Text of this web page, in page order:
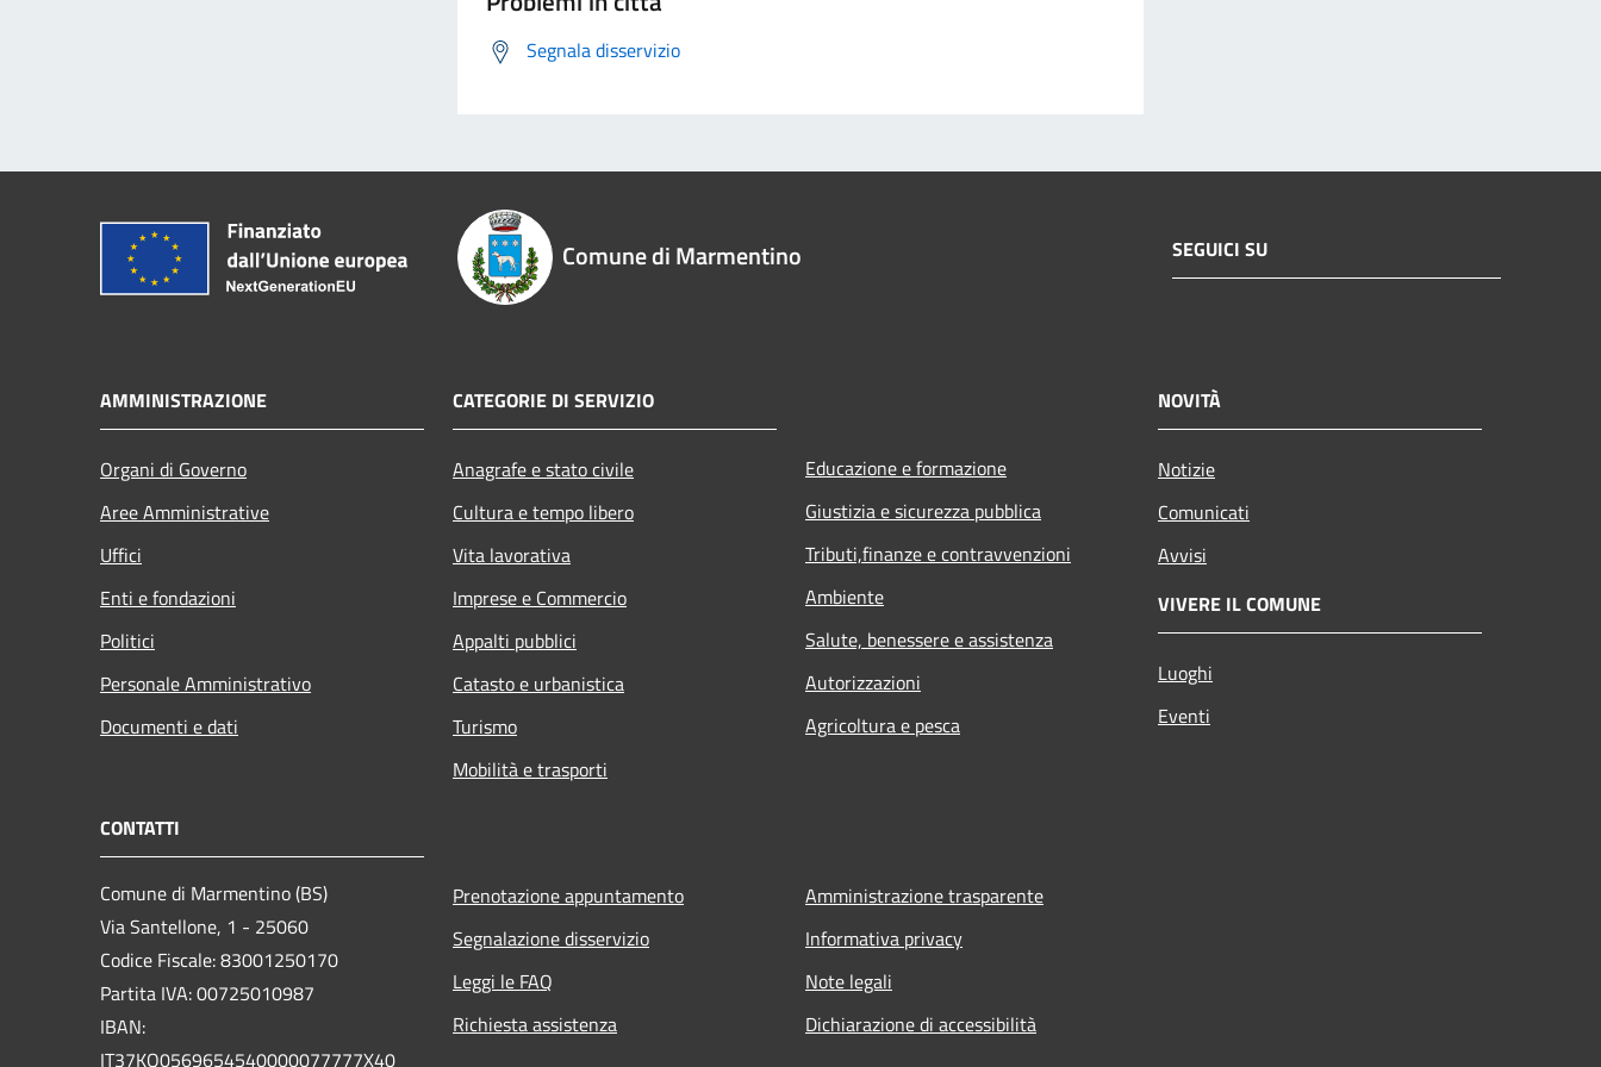
Segnala disservizio
Comune di Marmentino SEGUICI SU
AMMINISTRAZIONE
Organi di Governo
Aree Amministrative
Uffici
Enti e fondazioni
Politici
Personale Amministrativo
Documenti e dati
CATEGORIE DI SERVIZIO
Anagrafe e stato civile
Cultura e tempo libero
Vita lavorativa
Imprese e Commercio
Appalti pubblici
Catasto e urbanistica
Turismo
Mobilità e trasporti
Educazione e formazione
Giustizia e sicurezza pubblica
Tributi,finanze e contravvenzioni
Ambiente
Salute, benessere e assistenza
Autorizzazioni
Agricoltura e pesca
NOVITÀ
Notizie
Comunicati
Avvisi
VIVERE IL COMUNE
Luoghi
Eventi
CONTATTI
Comune di Marmentino (BS)
Via Santellone, 1 - 25060
Codice Fiscale: 83001250170
Partita IVA: 00725010987
IBAN:
IT37KQ0569654540000077777X40
Prenotazione appuntamento
Segnalazione disservizio
Leggi le FAQ
Richiesta assistenza
Amministrazione trasparente
Informativa privacy
Note legali
Dichiarazione di accessibilità